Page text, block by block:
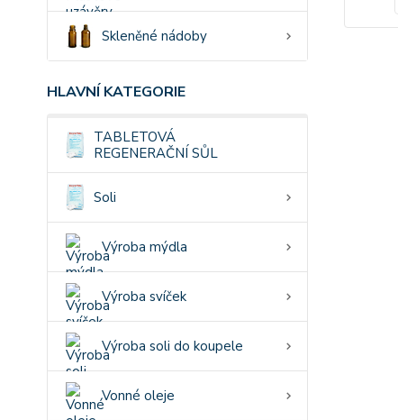
Skleněné nádoby
HLAVNÍ KATEGORIE
TABLETOVÁ
REGENERAČNÍ SŮL
Soli
Výroba mýdla
Výroba svíček
Výroba soli do koupele
Vonné oleje